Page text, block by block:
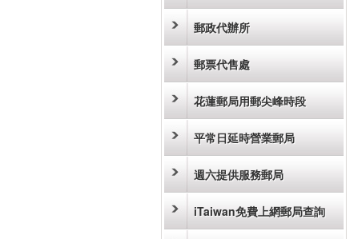
郵政代辦所
郵票代售處
花蓮郵局用郵尖峰時段
平常日延時營業郵局
週六提供服務郵局
iTaiwan免費上網郵局查詢